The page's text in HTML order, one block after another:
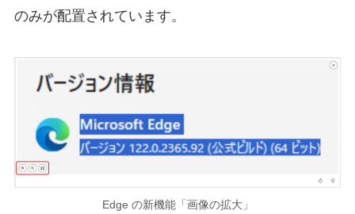
のみが配置されています。
Edge の新機能「画像の拡大」